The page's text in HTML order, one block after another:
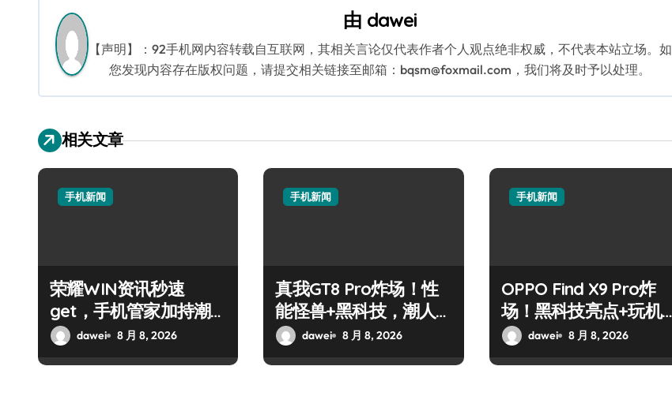
导
航
由 dawei
【声明】：92手机网内容转载自互联网，其相关言论仅代表作者个人观点绝非权威，不代表本站立场。如
您发现内容存在版权问题，请提交相关链接至邮箱：bqsm@foxmail.com，我们将及时予以处理。
相关文章
手机新闻
荣耀WIN资讯秒速
get，手机管家加持潮
人玩机快人一步！
dawei 8 月 8, 2026
手机新闻
真我GT8 Pro炸场！性
能怪兽+黑科技，潮人
玩机新标配！
dawei 8 月 8, 2026
手机新闻
OPPO Find X9 Pro炸
场！黑科技亮点+玩机
神技一篇全解锁
dawei 8 月 8, 2026